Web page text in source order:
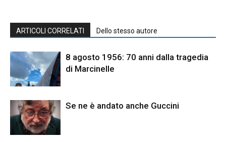
ARTICOLI CORRELATI Dello stesso autore
8 agosto 1956: 70 anni dalla tragedia
di Marcinelle
Se ne è andato anche Guccini